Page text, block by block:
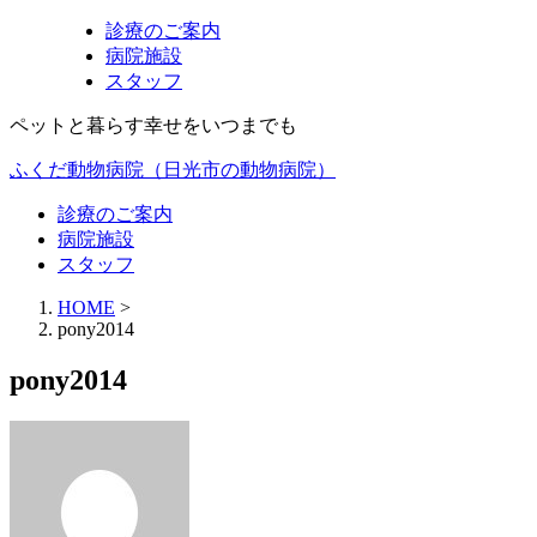
診療のご案内
病院施設
スタッフ
ペットと暮らす幸せをいつまでも
ふくだ動物病院（日光市の動物病院）
診療のご案内
病院施設
スタッフ
HOME >
pony2014
pony2014